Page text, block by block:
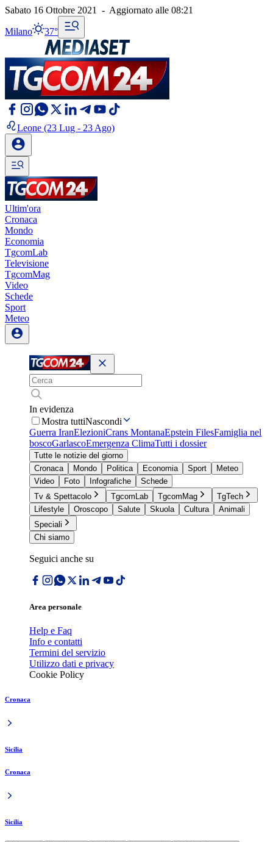
Sabato 16 Ottobre 2021 - Aggiornato alle 08:21
Milano 37°
Leone (23 Lug - 23 Ago)
Ultim'ora
Cronaca
Mondo
Economia
TgcomLab
Televisione
TgcomMag
Video
Schede
Sport
Meteo
In evidenza
Mostra tuttiNascondi
Guerra IranElezioniCrans MontanaEpstein FilesFamiglia nel
boscoGarlascoEmergenza ClimaTutti i dossier
Tutte le notizie del giorno
Cronaca
Mondo Politica Economia Sport
Meteo
Video
Foto Infografiche
Schede
Tv & Spettacolo
TgcomLab TgcomMag
TgTech
Lifestyle
Oroscopo Salute Skuola Cultura
Animali
Speciali
Chi siamo
Seguici anche su
Area personale
Help e Faq
Info e contatti
Termini del servizio
Utilizzo dati e privacy
Cookie Policy
Cronaca
Sicilia
Cronaca
Sicilia